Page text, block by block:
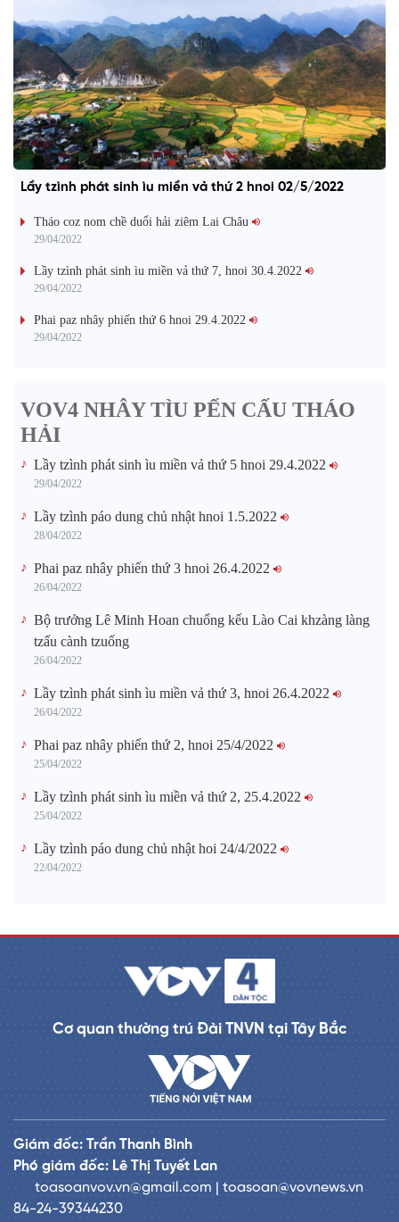
Lầy tzình phát sinh ìu miền vả thứ 2 hnoi 02/5/2022
Tháo coz nom chề duổi hải ziêm Lai Châu
29/04/2022
Lầy tzình phát sinh ìu miền vả thứ 7, hnoi 30.4.2022
29/04/2022
Phai paz nhây phiến thứ 6 hnoi 29.4.2022
29/04/2022
VOV4 NHÂY TÌU PẾN CẤU THÁO
HẢI
Lầy tzình phát sinh ìu miền vả thứ 5 hnoi 29.4.2022
29/04/2022
Lầy tzình páo dung chủ nhật hnoi 1.5.2022
28/04/2022
Phai paz nhây phiến thứ 3 hnoi 26.4.2022
26/04/2022
Bộ trưởng Lê Minh Hoan chuổng kếu Lào Cai khzàng làng
tzấu cành tzuống​
26/04/2022
Lầy tzình phát sinh ìu miền vả thứ 3, hnoi 26.4.2022
26/04/2022
Phai paz nhây phiến thứ 2, hnoi 25/4/2022
25/04/2022
Lầy tzình phát sinh ìu miền vả thứ 2, 25.4.2022
25/04/2022
Lầy tzình páo dung chủ nhật hoi 24/4/2022
22/04/2022
Cơ quan thường trú Đài TNVN tại Tây Bắc
Giám đốc: Trần Thanh Bình
Phó giám đốc: Lê Thị Tuyết Lan
toasoanvov.vn@gmail.com | toasoan@vovnews.vn
84-24-39344230